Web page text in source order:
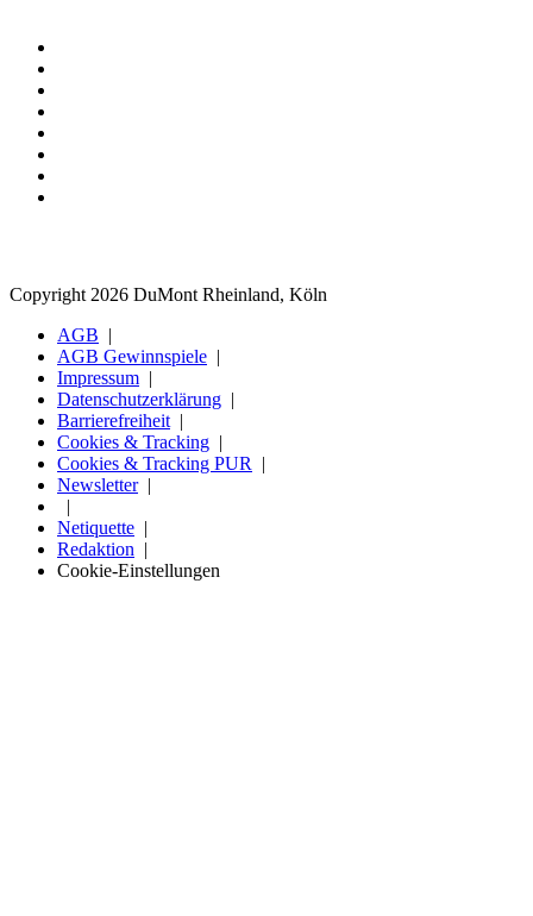
Copyright 2026 DuMont Rheinland, Köln
AGB
AGB Gewinnspiele
Impressum
Datenschutzerklärung
Barrierefreiheit
Cookies & Tracking
Cookies & Tracking PUR
Newsletter
Netiquette
Redaktion
Cookie-Einstellungen